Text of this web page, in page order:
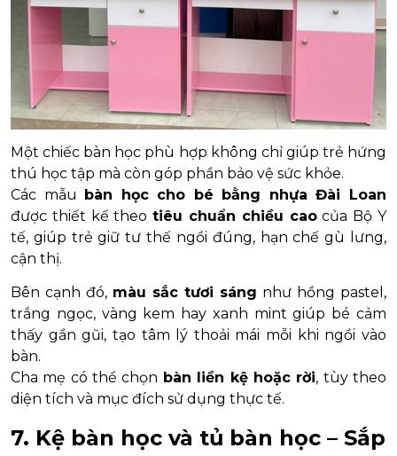
Một chiếc bàn học phù hợp không chỉ giúp trẻ hứng
thú học tập mà còn góp phần bảo vệ sức khỏe.
Các mẫu
bàn học cho bé bằng nhựa Đài Loan
được thiết kế theotiêu chuẩn chiều caocủa Bộ Y
tế, giúp trẻ giữ tư thế ngồi đúng, hạn chế gù lưng,
cận thị.
Bên cạnh đó, màu sắc tươi sáng như hồng pastel,
trắng ngọc, vàng kem hay xanh mint giúp bé cảm
thấy gần gũi, tạo tâm lý thoải mái mỗi khi ngồi vào
bàn.
Cha mẹ có thể chọn bàn liền kệ hoặc rời, tùy theo
diện tích và mục đích sử dụng thực tế.
7. Kệ bàn học và tủ bàn học – Sắp